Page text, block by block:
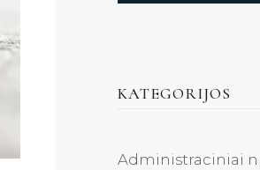
KATEGORIJOS
Administraciniai